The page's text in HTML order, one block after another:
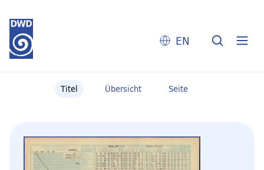
EN
Titel Übersicht Seite